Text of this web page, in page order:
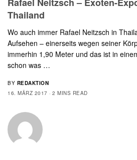
Rafael Neitzsch – Exoten-
Thailand
Wo auch immer Rafael Neitzsch in
Aufsehen – einerseits wegen seiner
immerhin 1,90 Meter und das ist in
schon was …
BY REDAKTION
16. MÄRZ 2017
2 MINS READ